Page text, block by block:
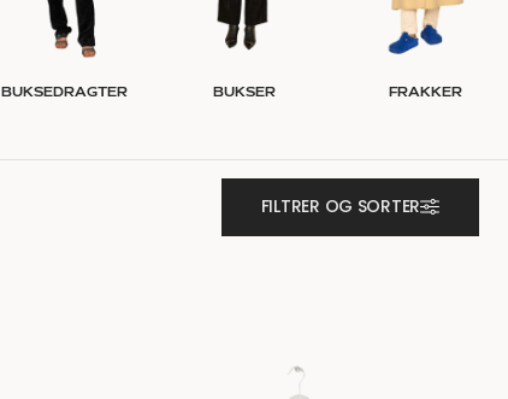
BUKSEDRAGTER BUKSER FRAKKER
FILTRER OG SORTER